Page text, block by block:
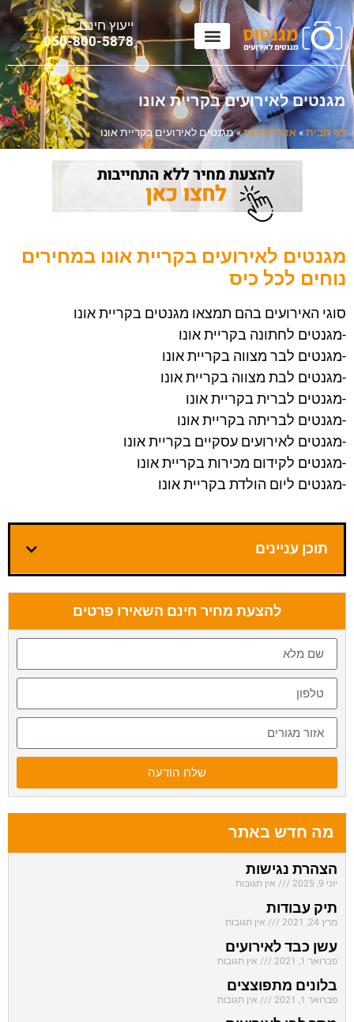
ייעוץ חינם:
050-800-5878
מגנטים לאירועים בקריית אונו
דף הבית»אזורי שירות»מגנטים לאירועים בקריית אונו
מגנטים לאירועים בקריית אונו במחירים
נוחים לכל כיס
סוגי האירועים בהם תמצאו מגנטים בקריית אונו
-מגנטים לחתונה בקריית אונו
-מגנטים לבר מצווה בקריית אונו
-מגנטים לבת מצווה בקריית אונו
-מגנטים לברית בקריית אונו
-מגנטים לבריתה בקריית אונו
-מגנטים לאירועים עסקיים בקריית אונו
-מגנטים לקידום מכירות בקריית אונו
-מגנטים ליום הולדת בקריית אונו
תוכן עניינים
להצעת מחיר חינם השאירו פרטים
שלח הודעה
מה חדש באתר
הצהרת נגישות
יוני 9, 2025 אין תגובות
תיק עבודות
מרץ 24, 2021 אין תגובות
עשן כבד לאירועים
פברואר 1, 2021 אין תגובות
בלונים מתפוצצים
פברואר 1, 2021 אין תגובות